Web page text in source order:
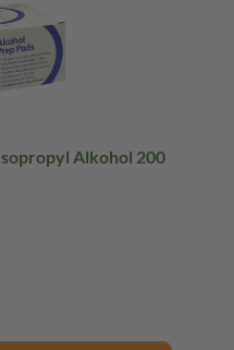
Alkohol 200